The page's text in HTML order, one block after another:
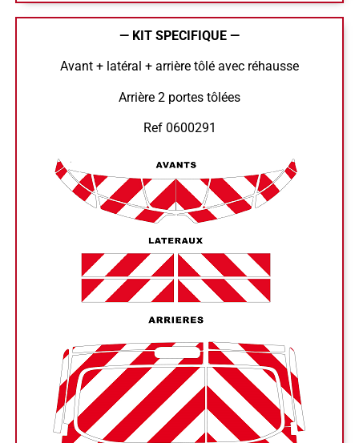
— KIT SPECIFIQUE —
Avant + latéral + arrière tôlé avec réhausse
Arrière 2 portes tôlées
Ref 0600291